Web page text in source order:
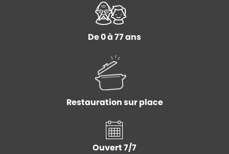
De 0 à 77 ans
Restauration sur place
Ouvert 7/7